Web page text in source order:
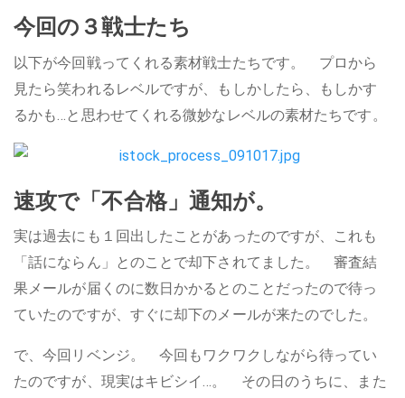
今回の３戦士たち
以下が今回戦ってくれる素材戦士たちです。 プロから
見たら笑われるレベルですが、もしかしたら、もしかす
るかも…と思わせてくれる微妙なレベルの素材たちです。
速攻で「不合格」通知が。
実は過去にも１回出したことがあったのですが、これも
「話にならん」とのことで却下されてました。 審査結
果メールが届くのに数日かかるとのことだったので待っ
ていたのですが、すぐに却下のメールが来たのでした。
で、今回リベンジ。 今回もワクワクしながら待ってい
たのですが、現実はキビシイ…。 その日のうちに、また